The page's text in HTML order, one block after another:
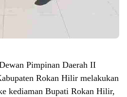
Pimpinan Daerah II
Rokan Hilir melakukan
kediaman Bupati Rokan Hilir,